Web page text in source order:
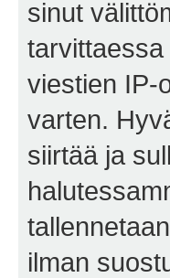
sinut
viestien IP-
varten.
siirtää ja
ilman